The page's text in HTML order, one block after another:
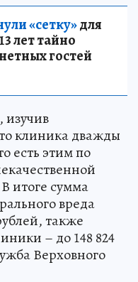
«сетку»для
лет тайно
гостей
изучив
клиника дважды
есть этим по
итоге сумма
вреда
также
– до 148 824
Верховного